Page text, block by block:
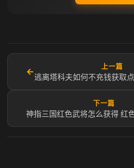
←
上一篇
逃离塔科夫如何不充钱获取
下一篇
神指三国红色武将怎么获得 红